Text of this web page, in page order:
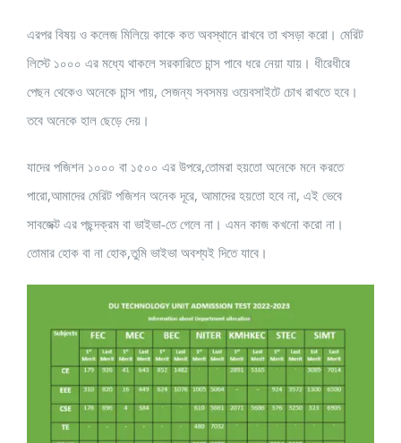
এরপর বিষয় ও কলেজ মিলিয়ে কাকে কত অবস্থানে রাখবে তা খসড়া করো। মেরিট
লিস্টে ১০০০ এর মধ্যে থাকলে সরকারিতে চান্স পাবে ধরে নেয়া যায়। ধীরেধীরে
পেছন থেকেও অনেকে চান্স পায়, সেজন্য সবসময় ওয়েবসাইটে চোখ রাখতে হবে।
তবে অনেকে হাল ছেড়ে দেয়।
যাদের পজিশন ১০০০ বা ১৫০০ এর উপরে,তোমরা হয়তো অনেকে মনে করতে
পারো,আমাদের মেরিট পজিশন অনেক দূরে, আমাদের হয়তো হবে না, এই ভেবে
সাবজেক্ট এর পছন্দক্রম বা ভাইভা-তে গেলে না। এমন কাজ কখনো করো না।
তোমার হোক বা না হোক,তুমি ভাইভা অবশ্যই দিতে যাবে।